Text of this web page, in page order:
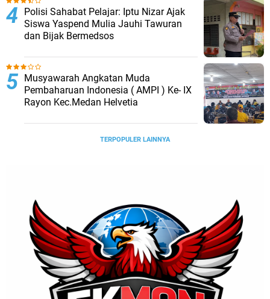
Polisi Sahabat Pelajar: Iptu Nizar Ajak
Siswa Yaspend Mulia Jauhi Tawuran
dan Bijak Bermedsos
Musyawarah Angkatan Muda
Pembaharuan Indonesia ( AMPI ) Ke- IX
Rayon Kec.Medan Helvetia
TERPOPULER LAINNYA